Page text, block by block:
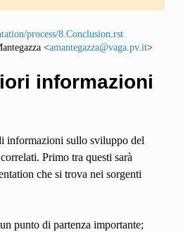
process/8.Conclusion.rst
<amantegazza@vaga. pv.it>
informazioni
informazioni sullo sviluppo del
Primo tra questi sarà
che si trova nei sorgenti
punto di partenza importante;